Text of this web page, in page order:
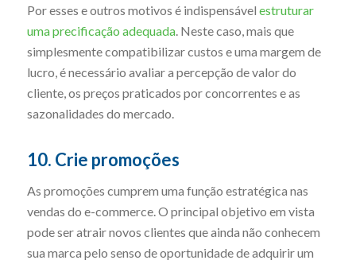
Por esses e outros motivos é indispensável estruturar
uma precificação adequada. Neste caso, mais que
simplesmente compatibilizar custos e uma margem de
lucro, é necessário avaliar a percepção de valor do
cliente, os preços praticados por concorrentes e as
sazonalidades do mercado.
10. Crie promoções
As promoções cumprem uma função estratégica nas
vendas do e-commerce. O principal objetivo em vista
pode ser atrair novos clientes que ainda não conhecem
sua marca pelo senso de oportunidade de adquirir um